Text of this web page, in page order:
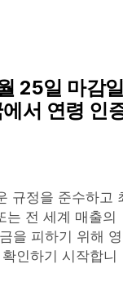
25일 마감일
서 연령 인
규정을 준수하고
는 전 세계 매출의
을 피하기 위해 영
인하기 시작합니